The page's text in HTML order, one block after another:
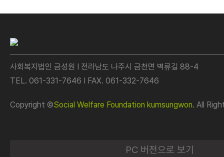
사회복지법인 금성원 I 전라남도 나주시 금천면 벽류길 88-4
TEL. 061-331-7646 I FAX. 061-332-7646
Copyright ©Social Welfare Foundation kumsungwon. All
PC 버전으로 보기